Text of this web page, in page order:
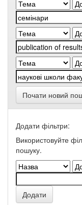
Почати новий
Додати фільтри:
Використовуйте
пошуку.